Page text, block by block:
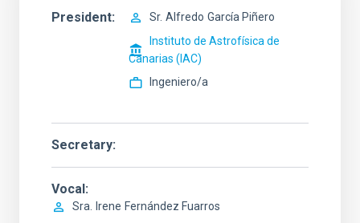
President Sr. Alfredo García Piñero
Instituto de Astrofísica de
Canarias (IAC)
Ingeniero/a
Secretary
Vocal
Sra. Irene Fernández Fuarros